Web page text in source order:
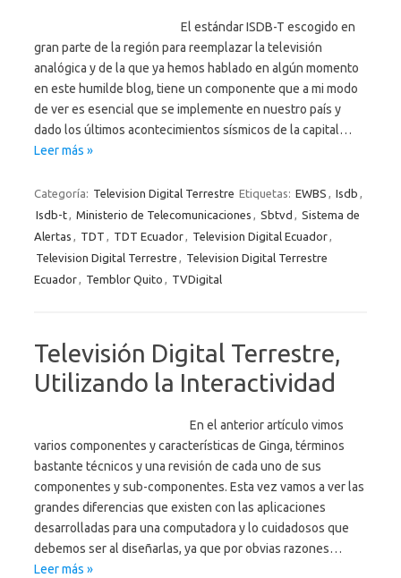
El estándar ISDB-T escogido en
gran parte de la región para reemplazar la televisión
analógica y de la que ya hemos hablado en algún momento
en este humilde blog, tiene un componente que a mi modo
de ver es esencial que se implemente en nuestro país y
dado los últimos acontecimientos sísmicos de la capital…
Leer más »
Categoría: Television Digital Terrestre Etiquetas: EWBS , Isdb ,
Isdb-t, Ministerio de Telecomunicaciones , Sbtvd , Sistema de
Alertas , TDT , TDT Ecuador, Television Digital Ecuador,
Television Digital Terrestre , Television Digital Terrestre
Ecuador, Temblor Quito , TVDigital
Televisión Digital Terrestre,
Utilizando la Interactividad
En el anterior artículo vimos
varios componentes y características de Ginga, términos
bastante técnicos y una revisión de cada uno de sus
componentes y sub-componentes. Esta vez vamos a ver las
grandes diferencias que existen con las aplicaciones
desarrolladas para una computadora y lo cuidadosos que
debemos ser al diseñarlas, ya que por obvias razones…
Leer más »